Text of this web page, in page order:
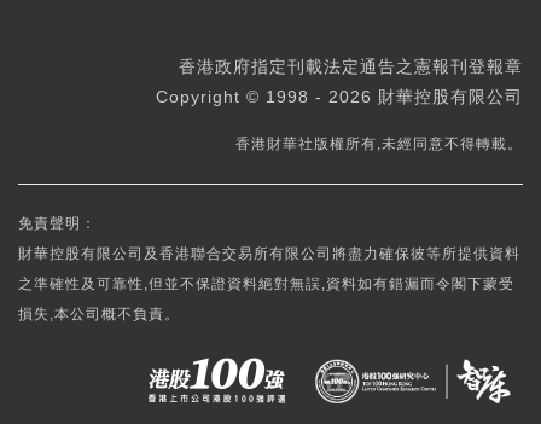
香港政府指定刊載法定通告之憲報刊登報章
Copyright © 1998 - 2026 財華控股有限公司
香港財華社版權所有,未經同意不得轉載。
免責聲明：
財華控股有限公司及香港聯合交易所有限公司將盡力確保彼等所提供資料
之準確性及可靠性,但並不保證資料絕對無誤,資料如有錯漏而令閣下蒙受
損失,本公司概不負責。